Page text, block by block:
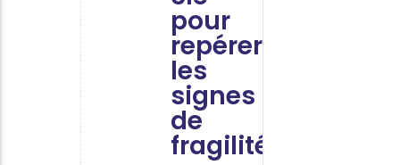
pour
repérer
les
signes
de
fragilité